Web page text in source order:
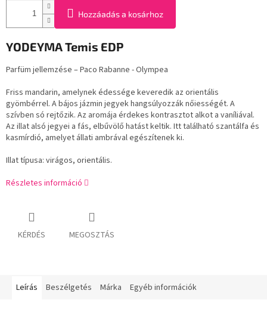
Hozzáadás a kosárhoz
YODEYMA Temis EDP
Parfüm jellemzése – Paco Rabanne - Olympea
Friss mandarin, amelynek édessége keveredik az orientális
gyömbérrel. A bájos jázmin jegyek hangsúlyozzák nőiességét. A
szívben só rejtőzik. Az aromája érdekes kontrasztot alkot a vaníliával.
Az illat alsó jegyei a fás, elbűvölő hatást keltik. Itt található szantálfa és
kasmírdió, amelyet állati ambrával egészítenek ki.
Illat típusa: virágos, orientális.
Részletes információ
KÉRDÉS MEGOSZTÁS
Leírás Beszélgetés Márka Egyéb információk